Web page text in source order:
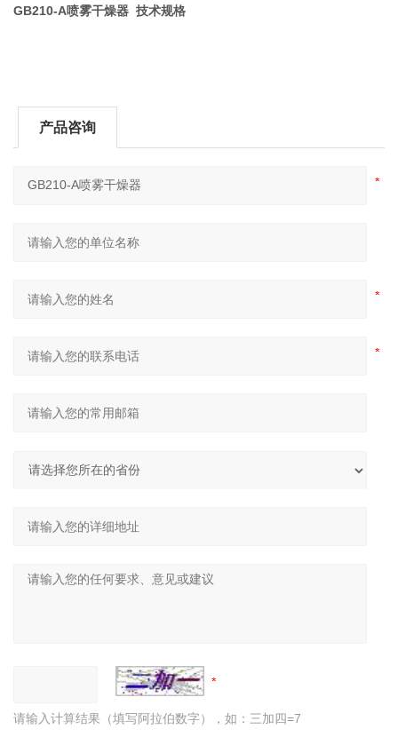
GB210-A喷雾干燥器 技术规格
产品咨询
请输入计算结果（填写阿拉伯数字），如：三加四=7